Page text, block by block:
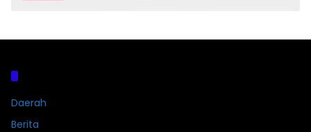
Daerah
Berita